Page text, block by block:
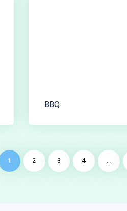
BBQ
1 2 3 4 …